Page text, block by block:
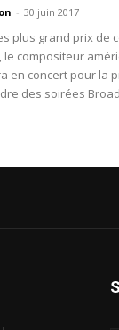
- 30 juin 2017
plus grand prix de
le compositeur
en concert pour la
des soirées